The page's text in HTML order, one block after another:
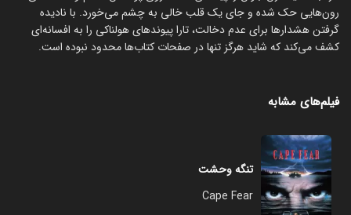
رون‌هایی حک شده و جای یک قلب خالی به چشم می‌خورد. با نادیده
گرفتن هشدارها برای عدم دخالت، تارا پیوندهای هولناکی را به افسانه‌ای
کشف می‌کند که شاید هرگز تنها در صفحات کتاب‌ها محدود نبوده است.
فیلم‌های مشابه
تنگه وحشت
Cape Fear